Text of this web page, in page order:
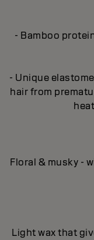
- Bamboo
- Unique
hair from
Floral & musky -
Light wax that